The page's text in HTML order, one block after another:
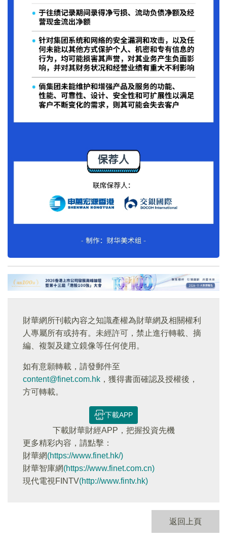
財華網所刊載內容之知識產權為財華網及相關權利
人專屬所有或持有。未經許可，禁止進行轉載、摘
編、複製及建立鏡像等任何使用。
如有意願轉載，請發郵件至
content@finet.com.hk ，獲得書面確認及授權後，
方可轉載。
下載APP
下載財華財經APP，把握投資先機
更多精彩内容，請點擊：
財華網(https://www.finet.hk/)
財華智庫網(https://www.finet.com.cn)
現代電視FINTV(http://www.fintv.hk)
返回上頁